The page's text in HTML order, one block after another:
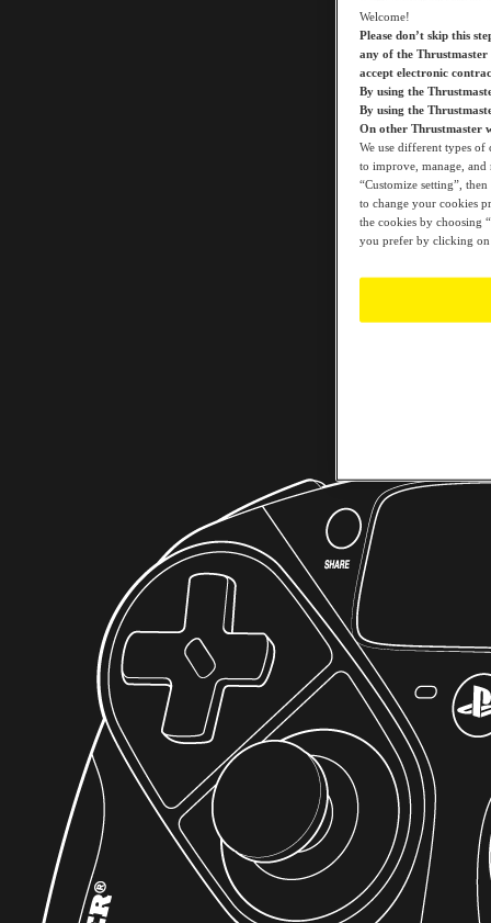
Welcome!
Please don’t skip this
any of the Thrustmaster
accept electronic
By using the
By using the
On other Thrustmaster
We use different types
to improve, manage,
“Customize setting”,
to change your cookies
the cookies by choosing
you prefer by clicking on